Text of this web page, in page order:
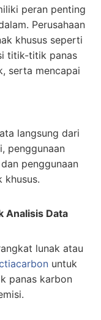
peran penting
Perusahaan
khusus seperti
titik-titik panas
serta mencapai
langsung dari
penggunaan
penggunaan
khusus.
Analisis Data
lunak atau
untuk
panas karbon